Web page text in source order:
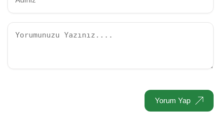
Yorum Yap